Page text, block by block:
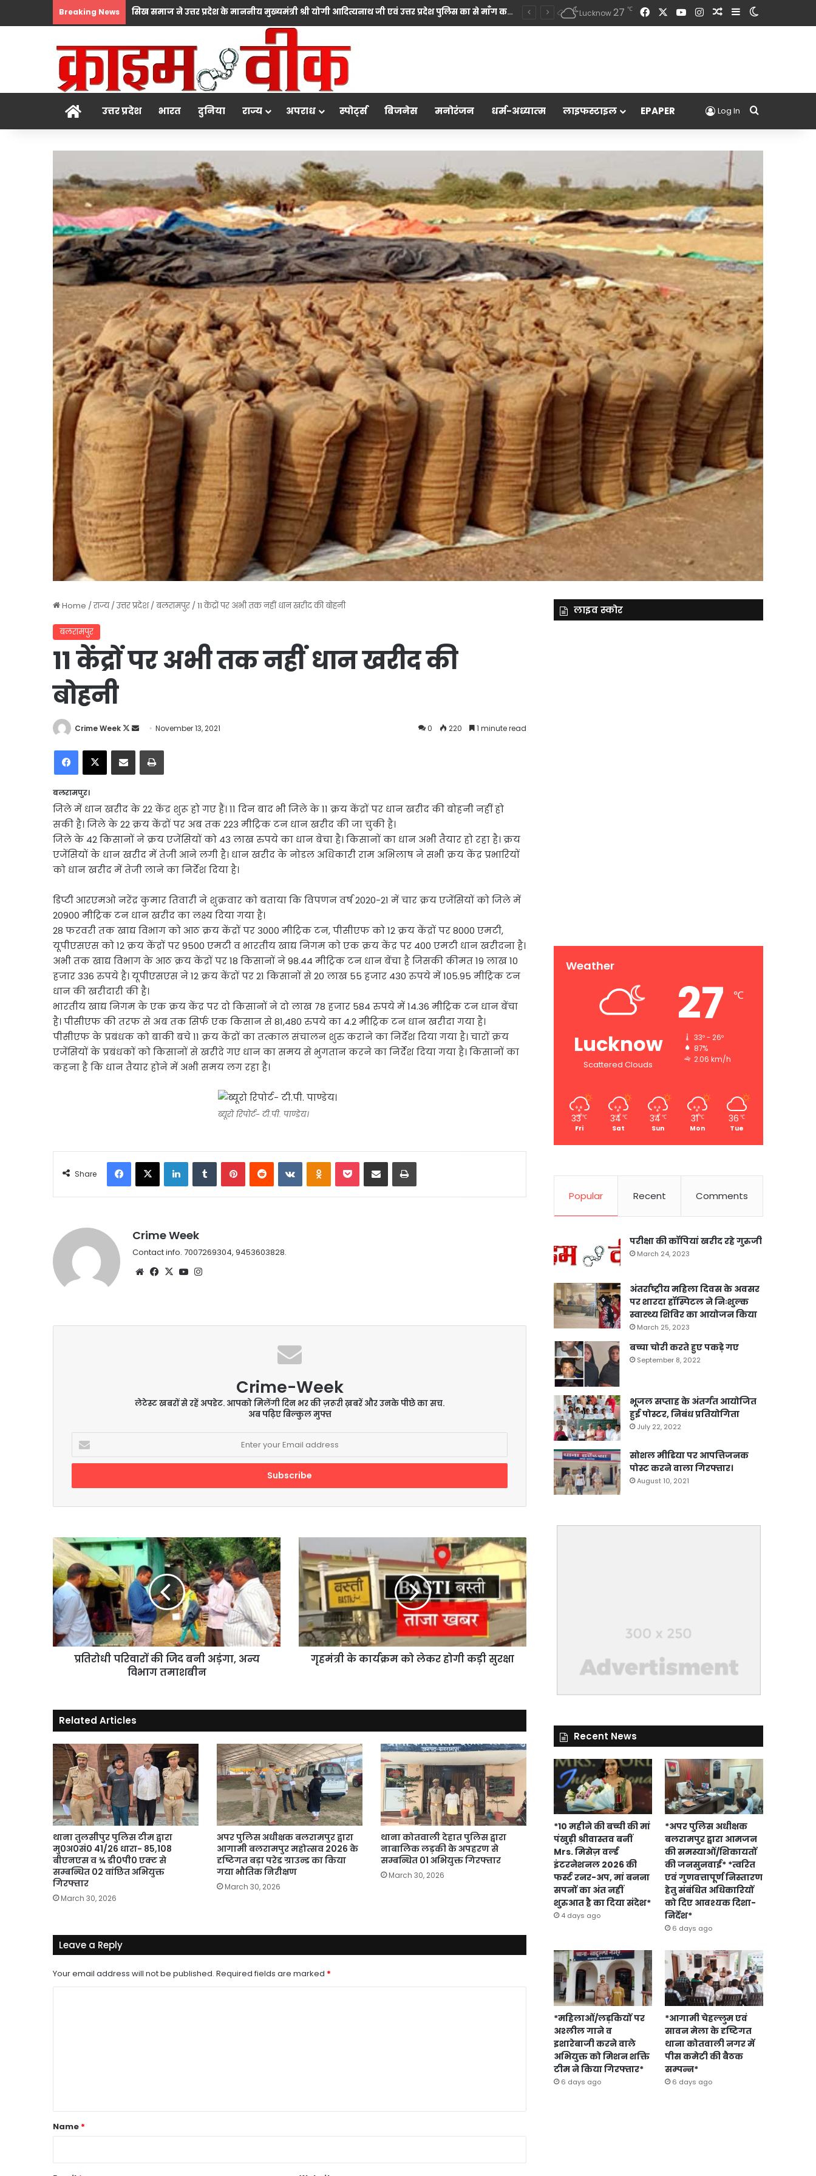
Breaking News *10 महीने की बच्ची की मां पंखुड़ी श्रीवास्तव बनीं Mrs. मिसेज़ वर्ल्ड इंटरनेशनल 2026 की फर्स्ट रनर-अप, मां बनना सपनों का अंत नहीं शुरुआत है का दिया संदेश* Lucknow27 ℃ FacebookYouTubeInstagram
Random Article
Sidebar
होम उत्तर प्रदेश भारत दुनिया राज्य अपराध स्पोर्ट्स बिजनेस मनोरंजन धर्म-अध्‍यात्‍म लाइफस्टाइल EPAPER Log In Search for
Home / राज्य / उत्तर प्रदेश / बलरामपुर / 11 केंद्रों पर अभी तक नहीं धान खरीद की बोहनी
बलरामपुर
11 केंद्रों पर अभी तक नहीं धान खरीद की
बोहनी
Crime Week
Follow
Send
email
November 13, 2021 0 220 1 minute read
Facebook
X Share via Email Print
बलरामपुर।
जिले में धान खरीद के 22 केंद्र शुरू हो गए हैं। 11 दिन बाद भी जिले के 11 क्रय केंद्रों पर धान खरीद की बोहनी नहीं हो
सकी है। जिले के 22 क्रय केंद्रों पर अब तक 223 मीट्रिक टन धान खरीद की जा चुकी है।
जिले के 42 किसानों ने क्रय एजेंसियों को 43 लाख रुपये का धान बेचा है। किसानों का धान अभी तैयार हो रहा है। क्रय
एजेंसियों के धान खरीद में तेजी आने लगी है। धान खरीद के नोडल अधिकारी राम अभिलाष ने सभी क्रय केंद्र प्रभारियों
को धान खरीद में तेजी लाने का निर्देश दिया है।
डिप्टी आरएमओ नरेंद्र कुमार तिवारी ने शुक्रवार को बताया कि विपणन वर्ष 2020-21 में चार क्रय एजेंसियों को जिले में
20900 मीट्रिक टन धान खरीद का लक्ष्य दिया गया है।
28 फरवरी तक खाद्य विभाग को आठ क्रय केंद्रों पर 3000 मीट्रिक टन, पीसीएफ को 12 क्रय केंद्रों पर 8000 एमटी,
यूपीएसएस को 12 क्रय केंद्रों पर 9500 एमटी व भारतीय खाद्य निगम को एक क्रय केंद्र पर 400 एमटी धान खरीदना है।
अभी तक खाद्य विभाग के आठ क्रय केंद्रों पर 18 किसानों ने 98.44 मीट्रिक टन धान बेंचा है जिसकी कीमत 19 लाख 10
हजार 336 रुपये है। यूपीएसएस ने 12 क्रय केंद्रों पर 21 किसानों से 20 लाख 55 हजार 430 रुपये में 105.95 मीट्रिक टन
धान की खरीदारी की है।
भारतीय खाद्य निगम के एक क्रय केंद्र पर दो किसानों ने दो लाख 78 हजार 584 रुपये में 14.36 मीट्रिक टन धान बेंचा
है। पीसीएफ की तरफ से अब तक सिर्फ एक किसान से 81,480 रुपये का 4.2 मीट्रिक टन धान खरीदा गया है।
पीसीएफ के प्रबंधक को बाकी बचे 11 क्रय केंद्रों का तत्काल संचालन शुरु कराने का निर्देश दिया गया है। चारों क्रय
एजेंसियों के प्रबंधकों को किसानों से खरीदे गए धान का समय से भुगतान करने का निर्देश दिया गया है। किसानों का
कहना है कि धान तैयार होने में अभी समय लग रहा है।
ब्यूरो रिपोर्ट- टी.पी. पाण्डेय।
Share
Facebook
X LinkedInTumblrPinterestReddit VKontakteOdnoklassniki
PocketShare via Email Print
Crime Week
Contact info. 7007269304, 9453603828.
Website
Facebook
X YouTube
Crime-Week
लेटेस्ट खबरों से रहें अपडेट. आपको मिलेंगी दिन भर की ज़रूरी ख़बरें और उनके पीछे का सच.
अब पढ़िए बिल्कुल मुफ्त
your
Email
प्रतिरोधी
परिवारों
की
जिद
बनी
अड़ंगा,
अन्य
विभाग
तमाशबीन
प्रतिरोधी परिवारों की जिद बनी अड़ंगा, अन्य
विभाग तमाशबीन
गृहमंत्री
के
कार्यक्रम
को
लेकर
होगी
कड़ी
सुरक्षा
गृहमंत्री के कार्यक्रम को लेकर होगी कड़ी सुरक्षा
Related Articles
थाना तुलसीपुर पुलिस टीम द्वारा
मु0अ0सं0 41/26 धारा- 85,108
बीएनएस व ¾ डी0पी0 एक्ट से
सम्बन्धित 02 वांछित अभियुक्त
गिरफ्तार
March 30, 2026
अपर पुलिस अधीक्षक बलरामपुर द्वारा
आगामी बलरामपुर महोत्सव 2026 के
दृष्टिगत बड़ा परेड ग्राउन्ड का किया
गया भौतिक निरीक्षण
March 30, 2026
थाना कोतवाली देहात पुलिस द्वारा
नाबालिक लड़की के अपहरण से
सम्बन्धित 01 अभियुक्त गिरफ्तार
March 30, 2026
Leave a Reply
Your email address will not be published. Required fields are marked *
*
Name *
लाइव स्कोर
Weather
Lucknow
Scattered Clouds
27 ℃
33º - 26º
87%
2.06 km/h
33℃
Fri
34 ℃
Sat
34 ℃
Sun
31℃
Mon
36 ℃
Tue
Popular Recent Comments
परीक्षा की कॉपियां खरीद रहे गुरुजी
March 24, 2023
अंतर्राष्ट्रीय महिला दिवस के अवसर
पर शारदा हॉस्पिटल ने निःशुल्क
स्वास्थ्य शिविर का आयोजन किया
March 25, 2023
बच्चा चोरी करते हुए पकड़े गए
September 8, 2022
भूजल सप्ताह के अंतर्गत आयोजित
हुई पोस्टर, निबंध प्रतियोगिता
July 22, 2022
सोशल मीडिया पर आपत्तिजनक
पोस्ट करने वाला गिरफ्तार।
August 10, 2021
Recent News
*10 महीने की बच्ची की मां
पंखुड़ी श्रीवास्तव बनीं
Mrs. मिसेज़ वर्ल्ड
इंटरनेशनल 2026 की
फर्स्ट रनर-अप, मां बनना
सपनों का अंत नहीं
शुरुआत है का दिया संदेश*
4 days ago
*अपर पुलिस अधीक्षक
बलरामपुर द्वारा आमजन
की समस्याओं/शिकायतों
की जनसुनवाई* *त्वरित
एवं गुणवत्तापूर्ण निस्तारण
हेतु संबंधित अधिकारियों
को दिए आवश्यक दिशा-
निर्देश*
6 days ago
*महिलाओं/लड़कियों पर
अश्लील गाने व
इशारेबाजी करने वाले
अभियुक्त को मिशन शक्ति
टीम ने किया गिरफ्तार*
6 days ago
*आगामी चेहल्लुम एवं
सावन मेला के दृष्टिगत
थाना कोतवाली नगर में
पीस कमेटी की बैठक
सम्पन्न*
6 days ago